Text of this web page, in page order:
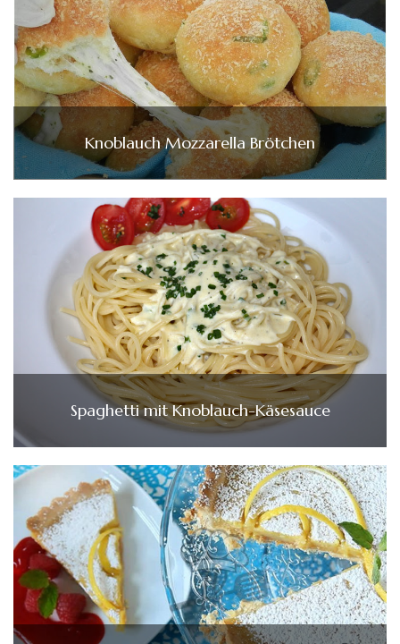
Knoblauch Mozzarella Brötchen
Spaghetti mit Knoblauch-Käsesauce